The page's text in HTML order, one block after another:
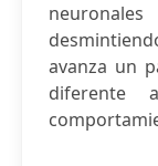
avanza un
diferente